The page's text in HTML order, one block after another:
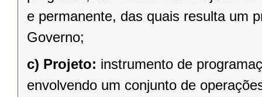
e permanente, das quais resulta um
Governo;
c) Projeto: instrumento de
envolvendo um conjunto de